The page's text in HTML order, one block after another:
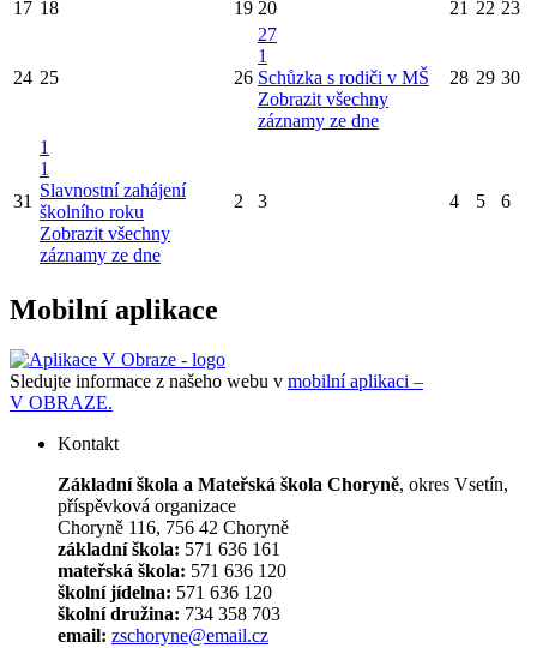
17 18 19 20 21 22 23
24 25 26
27
1
Schůzka s rodiči v MŠ
Zobrazit všechny
záznamy ze dne
28 29 30
31
1
1
Slavnostní zahájení
školního roku
Zobrazit všechny
záznamy ze dne
2 3 4 5 6
Mobilní aplikace
Sledujte informace z našeho webu v mobilní aplikaci –
V OBRAZE.
Kontakt
Základní škola a Mateřská škola Choryně, okres Vsetín,
příspěvková organizace
Choryně 116, 756 42 Choryně
základní škola: 571 636 161
mateřská škola: 571 636 120
školní jídelna: 571 636 120
školní družina: 734 358 703
email: zschoryne@email.cz